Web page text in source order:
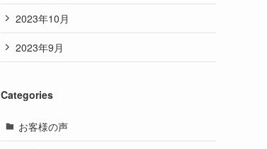
2023年10月
2023年9月
Categories
お客様の声